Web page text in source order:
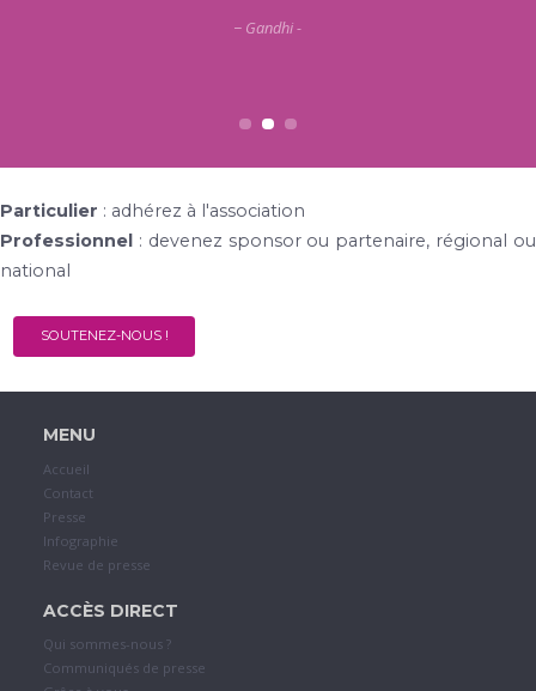
Gandhi
Particulier : adhérez à l'association
Professionnel : devenez sponsor ou partenaire, régional ou
national
SOUTENEZ-NOUS !
MENU
Accueil
Contact
Presse
Infographie
Revue de presse
ACCÈS DIRECT
Qui sommes-nous ?
Communiqués de presse